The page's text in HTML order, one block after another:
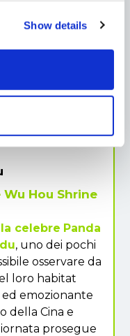
Show details
(4)
Wu Hou Shrine
celebre Panda
, uno dei pochi
osservare da
loro habitat
emozionante
della Cina e
prosegue